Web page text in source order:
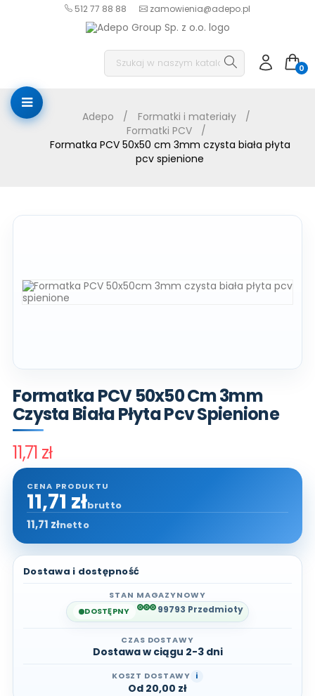
512 77 88 88 zamowienia@adepo.pl
0
Adepo
Formatki i materiały
Formatki PCV
Formatka PCV 50x50 cm 3mm czysta biała płyta
pcv spienione
Formatka PCV 50x50 Cm 3mm
Czysta Biała Płyta Pcv Spienione
11,71 zł
11,71 złbrutto
11,71 złnetto
Dostawa i dostępność
STAN MAGAZYNOWY
DOSTĘPNY
99793 Przedmioty
CZAS DOSTAWY
Dostawa w ciągu 2-3 dni
KOSZT DOSTAWY i
Od 20,00 zł